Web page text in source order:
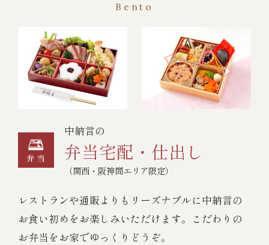
Bento
中納言の
弁当宅配・仕出し
（関西・阪神間エリア限定）
レストランや通販よりもリーズナブルに中納言の
お食い初めをお楽しみいただけます。こだわりの
お弁当をお家でゆっくりどうぞ。